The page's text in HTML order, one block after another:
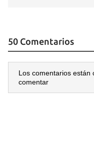
50 Comentarios
Los comentarios están
comentar